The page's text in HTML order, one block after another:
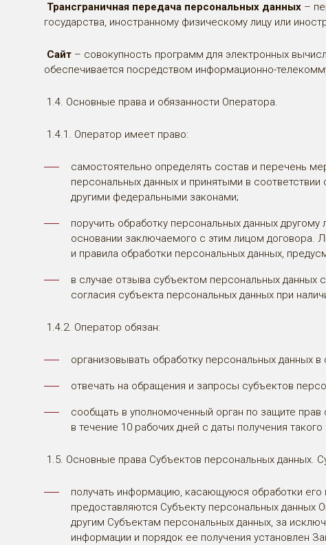
Трансграничная передача персональных данных –
государства, иностранному физическому лицу или
Сайт – совокупность программ для электронных
обеспечивается посредством информационно-
1.4. Основные права и обязанности Оператора.
1.4.1. Оператор имеет право:
самостоятельно определять состав и перечень
персональных данных и принятыми в
другими федеральными законами;
поручить обработку персональных данных
основании заключаемого с этим лицом договора.
и правила обработки персональных данных,
в случае отзыва субъектом персональных данных
согласия субъекта персональных данных при
1.4.2. Оператор обязан:
организовывать обработку персональных данных
отвечать на обращения и запросы субъектов
сообщать в уполномоченный орган по защите
в течение 10 рабочих дней с даты получения
1.5. Основные права Субъектов персональных данных.
получать информацию, касающуюся обработки
предоставляются Субъекту персональных
другим Субъектам персональных данных, за
информации и порядок ее получения установлен